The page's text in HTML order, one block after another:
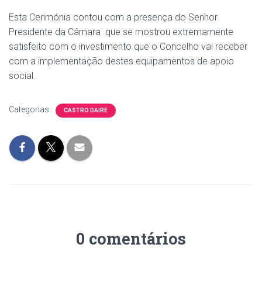
Esta Cerimónia contou com a presença do Senhor
Presidente da Câmara que se mostrou extremamente
satisfeito com o investimento que o Concelho vai receber
com a implementação destes equipamentos de apoio
social.
Categorias: CASTRO DAIRE
0 comentários